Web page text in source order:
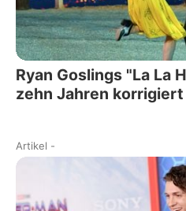
Ryan Goslings "La La
zehn Jahren korrigiert
Artikel -